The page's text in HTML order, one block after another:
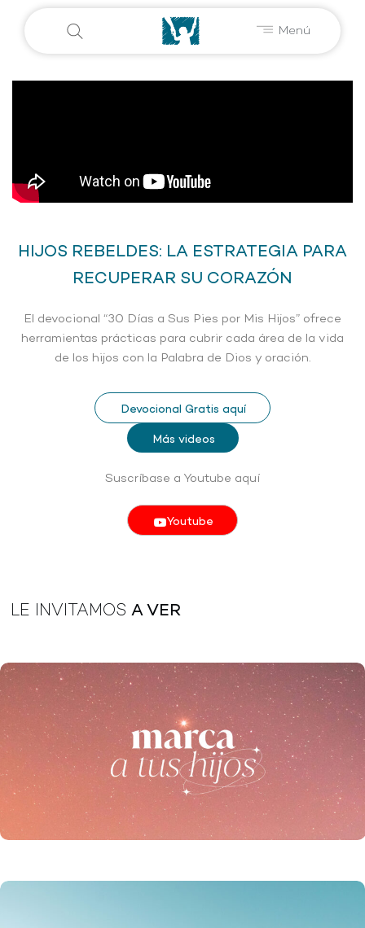
Menú
HIJOS REBELDES: LA ESTRATEGIA PARA
RECUPERAR SU CORAZÓN
El devocional “30 Días a Sus Pies por Mis Hijos” ofrece
herramientas prácticas para cubrir cada área de la vida
de los hijos con la Palabra de Dios y oración.
Devocional Gratis aquí
Más videos
Suscríbase a Youtube aquí
Youtube
LE INVITAMOS A VER